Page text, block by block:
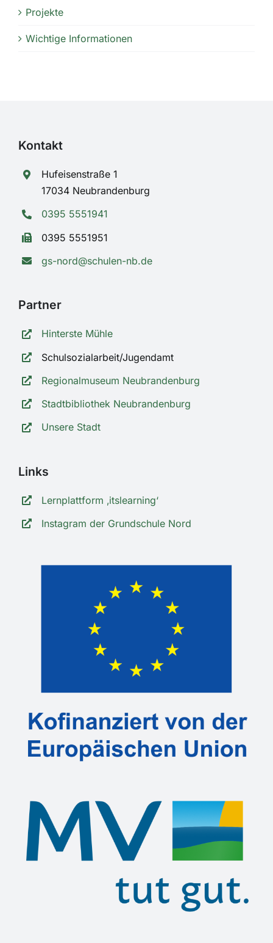
Projekte
Wichtige Informationen
Kontakt
Hufeisenstraße 1
17034 Neubrandenburg
0395 5551941
0395 5551951
gs-nord@schulen-nb.de
Partner
Hinterste Mühle
Schulsozialarbeit/Jugendamt
Regionalmuseum Neubrandenburg
Stadtbibliothek Neubrandenburg
Unsere Stadt
Links
Lernplattform ‚itslearning‘
Instagram der Grundschule Nord